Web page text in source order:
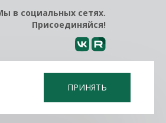
в социальных сетях.
Присоединяйся!
конфиденциальности
ПРИНЯТЬ